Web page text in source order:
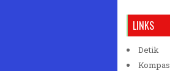
LINKS
Detik
Kompas